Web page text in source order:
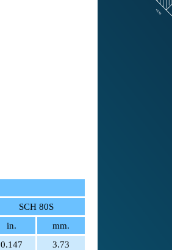
SCH 80S
in.
mm.
0.147
3.73